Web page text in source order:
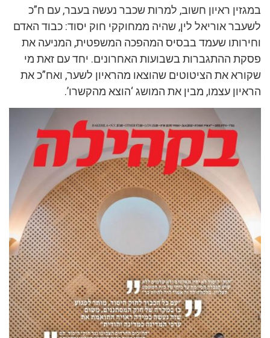
במגזין ראיון חשוב, למרות שכבר נעשה בעבר, עם ח”כ
לשעבר אוריאל לין, שהיה ממחוקקי חוק יסוד: כבוד האדם
וחירותו שעמד בבסיס המהפכה המשפטית, המניעה את
פסקת ההתגברות בשבועות האחרונים. יחד עם זאת מי
שקורא את הציטוטים שהוצאו מהראיון לשער, ואח”כ את
הראיון עצמו, מבין את המושג ‘הוצא מהקשרו’.